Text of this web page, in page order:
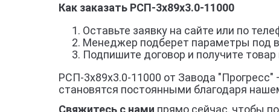
Как заказать РСП-3x89x3.0-11000
Оставьте заявку на сайте или по
Менеджер подберет параметры под
Подпишите договор и получите товар
РСП-3x89x3.0-11000 от Завода "Прогресс"
становятся постоянными благодаря
Свяжитесь с нами прямо сейчас, чтобы